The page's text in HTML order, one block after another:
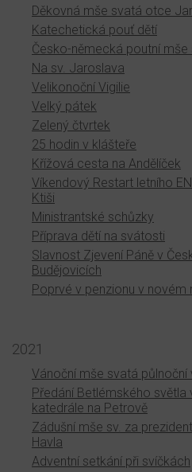
Děkovná mše svatá otce
Katechetická pouť dětí
Česko-německá poutní mše
Na sv. Jaroslava
Velikonoční Vigilie
Velký pátek
Zelený čtvrtek
25 hodin v klášteře
Křížová cesta na Andělíček
Víkendový Restart letního
Ktiši
Ministrantské schůzky
Příprava dětí na svátosti
Slavnost Zjevení Páně v
Budějovicích
Poprvé v penzionu v novém
2021
Vánoční mše svatá půlnoční
Předání Betlémského světla
katedrále na Petrově
Zádušní mše sv. za
Havla
Adventní setkání při svíčkách